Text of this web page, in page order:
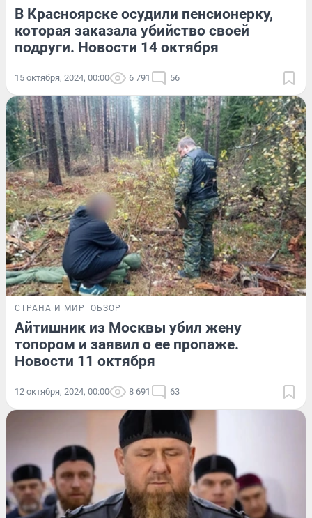
В Красноярске осудили пенсионерку,
которая заказала убийство своей
подруги. Новости 14 октября
15 октября, 2024, 00:00 6 791 56
СТРАНА И МИР ОБЗОР
Айтишник из Москвы убил жену
топором и заявил о ее пропаже.
Новости 11 октября
12 октября, 2024, 00:00 8 691 63